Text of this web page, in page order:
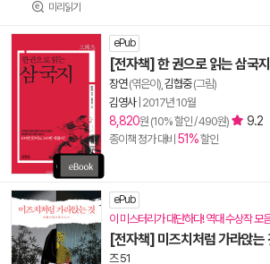
미리읽기
ePub
[전자책] 한 권으로 읽는 삼국지
장연(엮은이), 김협중(그림)
김영사| 2017년 10월
8,820원 (10% 할인 / 490원) 9.2
종이책 정가 대비 51%할인
ePub
이 미스터리가 대단하다! 역대 수상작 모
[전자책] 미즈치처럼 가라앉는
즈 51